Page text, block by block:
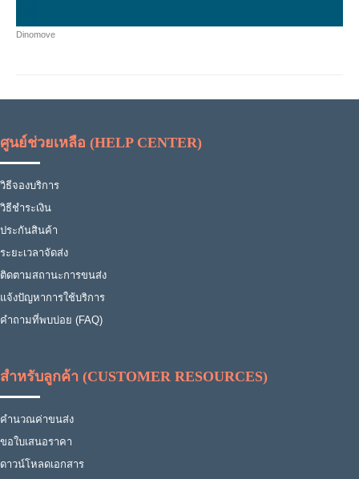
Dinomove
ศูนย์ช่วยเหลือ (HELP CENTER)
วิธีจองบริการ
วิธีชำระเงิน
ประกันสินค้า
ระยะเวลาจัดส่ง
ติดตามสถานะการขนส่ง
แจ้งปัญหาการใช้บริการ
คำถามที่พบบ่อย (FAQ)
สำหรับลูกค้า (CUSTOMER RESOURCES)
คำนวณค่าขนส่ง
ขอใบเสนอราคา
ดาวน์โหลดเอกสาร